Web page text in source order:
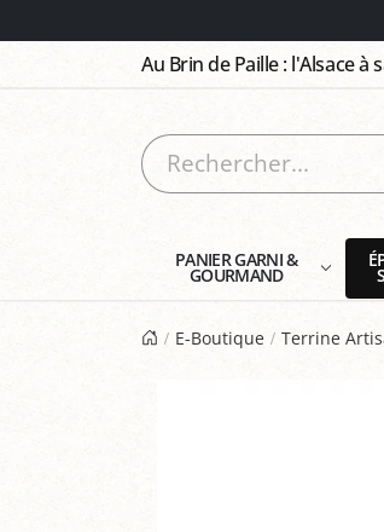
Au Brin de Paille : l'Alsace
PANIER GARNI &
GOURMAND
E-Boutique Terrine